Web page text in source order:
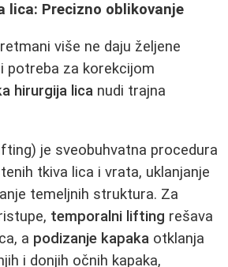
lica: Precizno oblikovanje
više ne daju željene
potreba za korekcijom
hirurgija lica nudi trajna
je sveobuhvatna procedura
tkiva lica i vrata, uklanjanje
temeljnih struktura. Za
temporalni lifting rešava
a podizanje kapaka otklanja
i donjih očnih kapaka,